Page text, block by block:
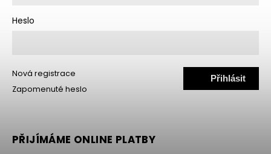
Heslo
Přihlásit
Nová registrace
Zapomenuté heslo
PŘIJÍMÁME ONLINE PLATBY